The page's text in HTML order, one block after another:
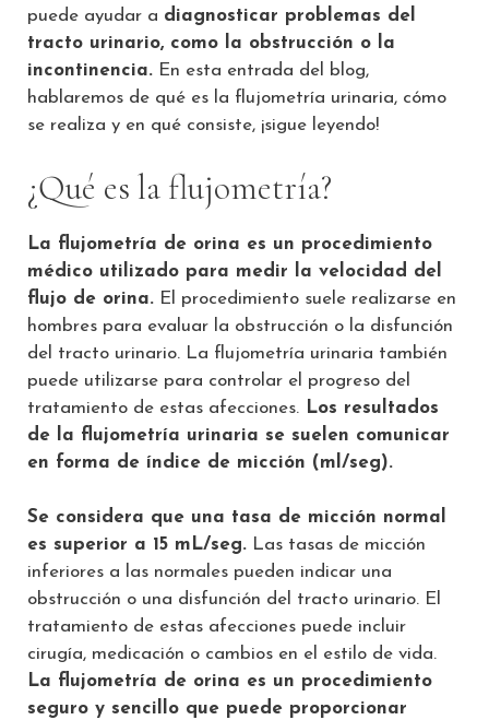
puede ayudar a diagnosticar problemas del
tracto urinario, como la obstrucción o la
incontinencia. En esta entrada del blog,
hablaremos de qué es la flujometría urinaria, cómo
se realiza y en qué consiste, ¡sigue leyendo!
¿Qué es la flujometría?
La flujometría de orina es un procedimiento
médico utilizado para medir la velocidad del
flujo de orina. El procedimiento suele realizarse en
hombres para evaluar la obstrucción o la disfunción
del tracto urinario. La flujometría urinaria también
puede utilizarse para controlar el progreso del
tratamiento de estas afecciones. Los resultados
de la flujometría urinaria se suelen comunicar
en forma de índice de micción (ml/seg).
Se considera que una tasa de micción normal
es superior a 15 mL/seg. Las tasas de micción
inferiores a las normales pueden indicar una
obstrucción o una disfunción del tracto urinario. El
tratamiento de estas afecciones puede incluir
cirugía, medicación o cambios en el estilo de vida.
La flujometría de orina es un procedimiento
seguro y sencillo que puede proporcionar